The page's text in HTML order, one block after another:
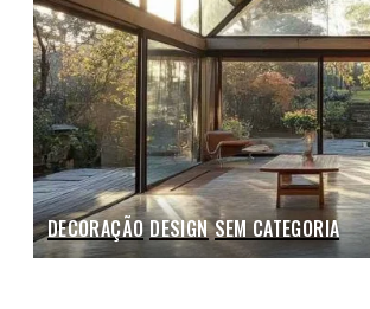
DECORAÇÃO DESIGN SEM CATEGORIA